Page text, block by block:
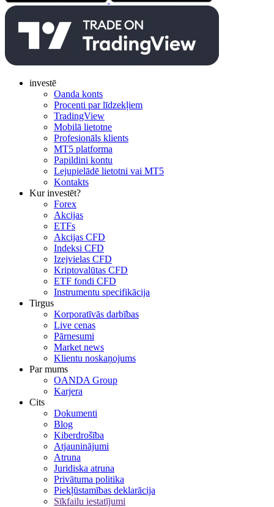
investē
Oanda konts
Procenti par līdzekļiem
TradingView
Mobilā lietotne
Profesionāls klients
MT5 platforma
Papildini kontu
Lejupielādē lietotni vai MT5
Kontakts
Kur investēt?
Forex
Akcijas
ETFs
Akcijas CFD
Indeksi CFD
Izejvielas CFD
Kriptovalūtas CFD
ETF fondi CFD
Instrumentu specifikācija
Tirgus
Korporatīvās darbības
Live cenas
Pārnesumi
Market news
Klientu noskaņojums
Par mums
OANDA Group
Karjera
Cits
Dokumenti
Blog
Kiberdrošība
Atjauninājumi
Atruna
Juridiska atruna
Privātuma politika
Piekļūstamības deklarācija
Sīkfailu iestatījumi